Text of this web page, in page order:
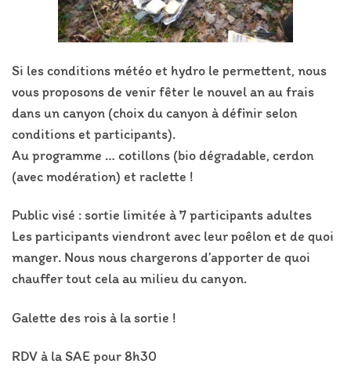
Si les conditions météo et hydro le permettent, nous
vous proposons de venir fêter le nouvel an au frais
dans un canyon (choix du canyon à définir selon
conditions et participants).
Au programme … cotillons (bio dégradable, cerdon
(avec modération) et raclette !
Public visé : sortie limitée à 7 participants adultes
Les participants viendront avec leur poêlon et de quoi
manger. Nous nous chargerons d’apporter de quoi
chauffer tout cela au milieu du canyon.
Galette des rois à la sortie !
RDV à la SAE pour 8h30